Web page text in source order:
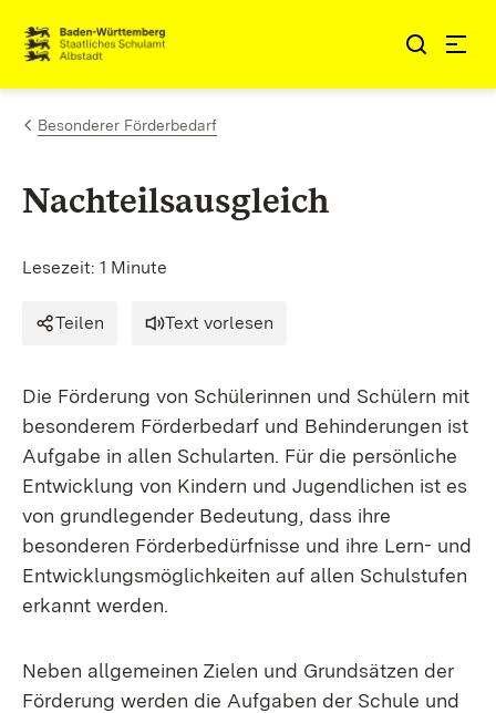
Zum Inhalt springen
Link zur Startseite
Besonderer Förderbedarf
Nachteilsausgleich
Lesezeit: 1 Minute
Teilen Text vorlesen
Die Förderung von Schülerinnen und Schülern mit
besonderem Förderbedarf und Behinderungen ist
Aufgabe in allen Schularten. Für die persönliche
Entwicklung von Kindern und Jugendlichen ist es
von grundlegender Bedeutung, dass ihre
besonderen Förderbedürfnisse und ihre Lern- und
Entwicklungsmöglichkeiten auf allen Schulstufen
erkannt werden.
Neben allgemeinen Zielen und Grundsätzen der
Förderung werden die Aufgaben der Schule und